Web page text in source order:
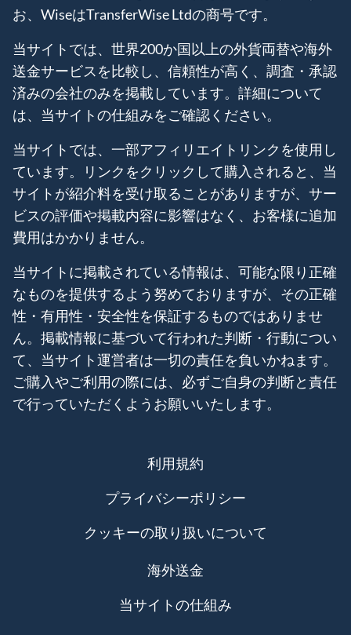
お、WiseはTransferWise Ltdの商号です。
当サイトでは、世界200か国以上の外貨両替や海外
送金サービスを比較し、信頼性が高く、調査・承認
済みの会社のみを掲載しています。詳細について
は、当サイトの仕組みをご確認ください。
当サイトでは、一部アフィリエイトリンクを使用し
ています。リンクをクリックして購入されると、当
サイトが紹介料を受け取ることがありますが、サー
ビスの評価や掲載内容に影響はなく、お客様に追加
費用はかかりません。
当サイトに掲載されている情報は、可能な限り正確
なものを提供するよう努めておりますが、その正確
性・有用性・安全性を保証するものではありませ
ん。掲載情報に基づいて行われた判断・行動につい
て、当サイト運営者は一切の責任を負いかねます。
ご購入やご利用の際には、必ずご自身の判断と責任
で行っていただくようお願いいたします。
利用規約
プライバシーポリシー
クッキーの取り扱いについて
海外送金
当サイトの仕組み